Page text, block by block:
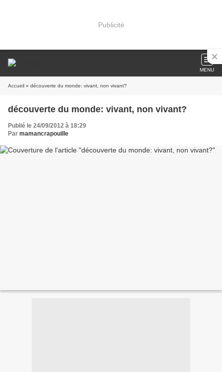
Publicité
MENU
Accueil » découverte du monde: vivant, non vivant?
découverte du monde: vivant, non vivant?
Publié le 24/09/2012 à 18:29
Par mamancrapouille